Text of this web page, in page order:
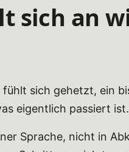
sich an
sich gehetzt, ein
eigentlich passiert ist.
Sprache, nicht in